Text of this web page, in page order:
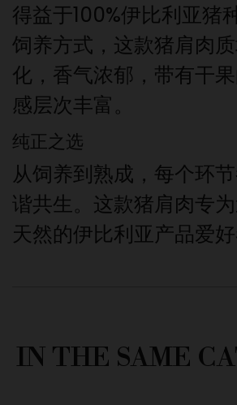
得益于100%伊比利亚猪
饲养方式，这款猪肩肉
化，香气浓郁，带有干
感层次丰富。
纯正之选
从饲养到熟成，每个环
谐共生。这款猪肩肉专
天然的伊比利亚产品爱好
IN THE SAME